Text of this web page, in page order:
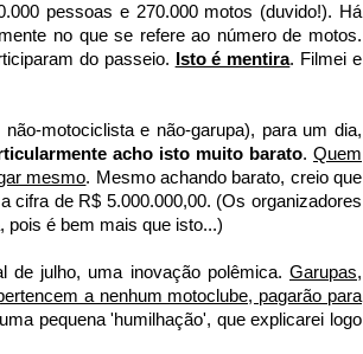
pessoas e 270.000 motos (duvido!). Há
no que se refere ao número de motos.
do passeio.
Isto é mentira. Filmei e
motociclista e não-garupa), para um dia,
acho isto muito barato.Quem
mesmo. Mesmo achando barato, creio que
cifra de R$ 5.000.000,00. (Os organizadores
pois é bem mais que isto...)
de julho, uma inovação polêmica. Garupas,
a nenhum motoclube, pagarão para
pequena 'humilhação', que explicarei logo